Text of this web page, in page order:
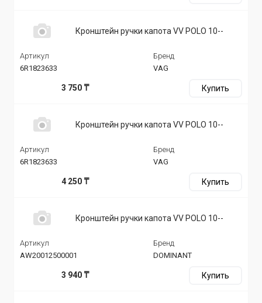
Кронштейн ручки капота VV POLO 10--
Артикул
6R1823633
Бренд
VAG
3 750 ₸ Купить
Кронштейн ручки капота VV POLO 10--
Артикул
6R1823633
Бренд
VAG
4 250 ₸ Купить
Кронштейн ручки капота VV POLO 10--
Артикул
AW20012500001
Бренд
DOMINANT
3 940 ₸ Купить